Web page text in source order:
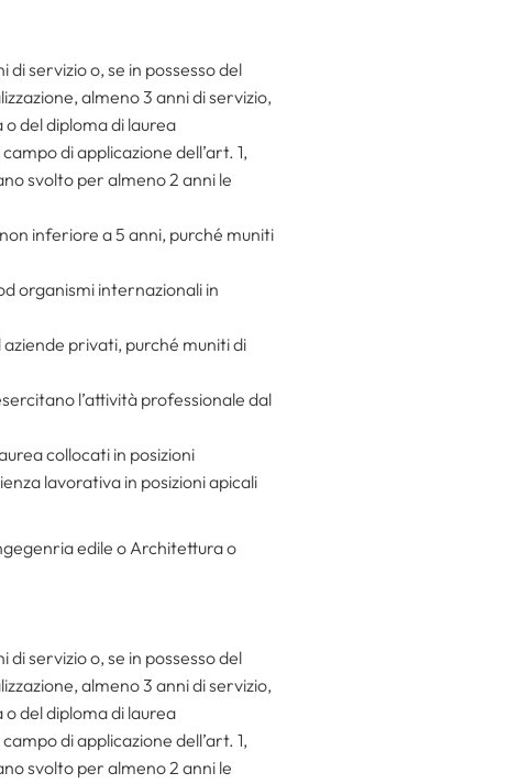
servizio o, se in possesso del
almeno 3 anni di servizio,
o del diploma di laurea
di applicazione dell’art. 1,
svolto per almeno 2 anni le
inferiore a 5 anni, purché muniti
organismi internazionali in
privati, purché muniti di
l’attività professionale dal
collocati in posizioni
lavorativa in posizioni apicali
edile o Architettura o
servizio o, se in possesso del
almeno 3 anni di servizio,
o del diploma di laurea
di applicazione dell’art. 1,
svolto per almeno 2 anni le